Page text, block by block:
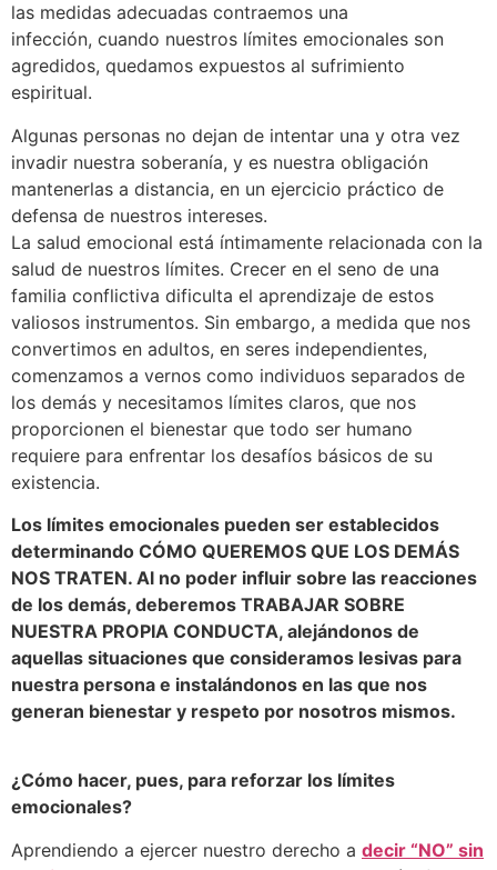
las medidas adecuadas contraemos una
infección, cuando nuestros límites emocionales son
agredidos, quedamos expuestos al sufrimiento
espiritual.
Algunas personas no dejan de intentar una y otra vez
invadir nuestra soberanía, y es nuestra obligación
mantenerlas a distancia, en un ejercicio práctico de
defensa de nuestros intereses.
La salud emocional está íntimamente relacionada con la
salud de nuestros límites. Crecer en el seno de una
familia conflictiva dificulta el aprendizaje de estos
valiosos instrumentos. Sin embargo, a medida que nos
convertimos en adultos, en seres independientes,
comenzamos a vernos como individuos separados de
los demás y necesitamos límites claros, que nos
proporcionen el bienestar que todo ser humano
requiere para enfrentar los desafíos básicos de su
existencia.
Los límites emocionales pueden ser establecidos
determinando CÓMO QUEREMOS QUE LOS DEMÁS
NOS TRATEN. Al no poder influir sobre las reacciones
de los demás, deberemos TRABAJAR SOBRE
NUESTRA PROPIA CONDUCTA, alejándonos de
aquellas situaciones que consideramos lesivas para
nuestra persona e instalándonos en las que nos
generan bienestar y respeto por nosotros mismos.
¿Cómo hacer, pues, para reforzar los límites
emocionales?
Aprendiendo a ejercer nuestro derecho a decir “NO” sin